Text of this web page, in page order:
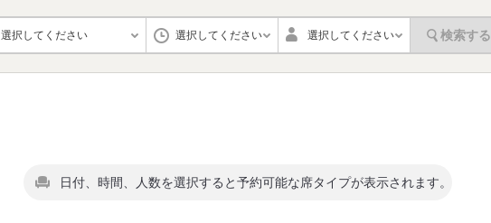
選択してください 選択してください 選択してください 検索する
日付、時間、人数を選択すると予約可能な席タイプが表示されます。